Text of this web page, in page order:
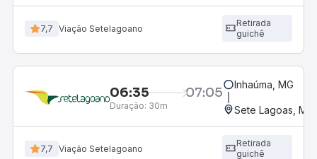
7,7 Viação Setelagoano
Retirada
guichê
06:35 07:05
Duração: 30m
Inhaúma, MG
Sete Lagoas,
7,7 Viação Setelagoano
Retirada
guichê